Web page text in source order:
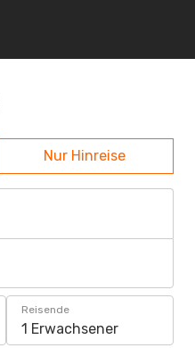
Nur Hinreise
Reisende
1 Erwachsener